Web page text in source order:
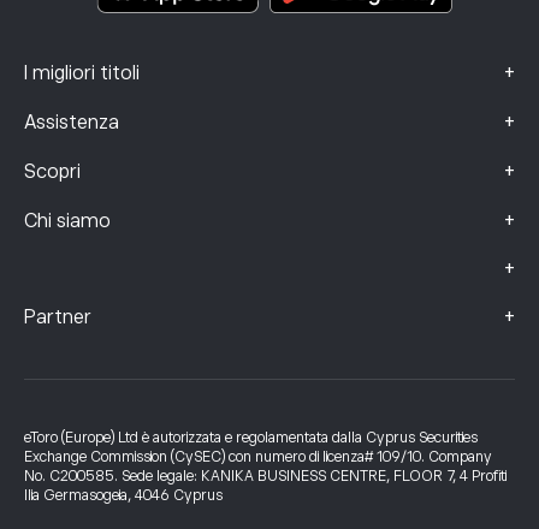
I migliori titoli +
Assistenza +
Scopri +
Chi siamo +
+
Partner +
eToro (Europe) Ltd è autorizzata e regolamentata dalla Cyprus Securities
Exchange Commission (CySEC) con numero di licenza# 109/10. Company
No. C200585. Sede legale: KANIKA BUSINESS CENTRE, FLOOR 7, 4 Profiti
Ilia Germasogeia, 4046 Cyprus